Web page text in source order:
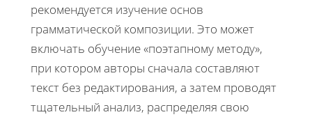
рекомендуется изучение основ
грамматической композиции. Это может
включать обучение «поэтапному методу»,
при котором авторы сначала составляют
текст без редактирования, а затем проводят
тщательный анализ, распределяя свою